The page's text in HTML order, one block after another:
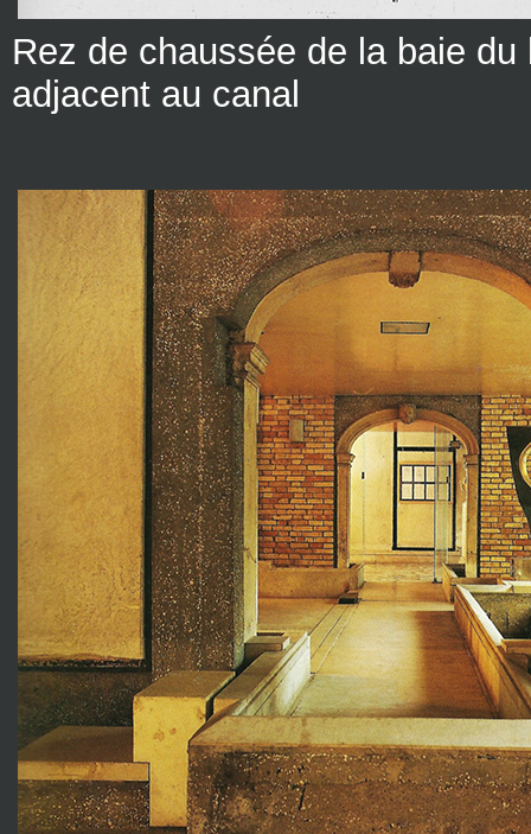
Rez de chaussée de la baie du
adjacent au canal